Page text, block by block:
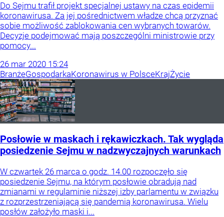
Do Sejmu trafił projekt specjalnej ustawy na czas epidemii
koronawirusa. Za jej pośrednictwem władze chcą przyznać
sobie możliwość zablokowania cen wybranych towarów.
Decyzje podejmować mają poszczególni ministrowie przy
pomocy...
26 mar 2020 15:24
BranżeGospodarkaKoronawirus w PolsceKrajŻycie
Posłowie w maskach i rękawiczkach. Tak wygląda
posiedzenie Sejmu w nadzwyczajnych warunkach
W czwartek 26 marca o godz. 14.00 rozpoczęło się
posiedzenie Sejmu, na którym posłowie obradują nad
zmianami w regulaminie niższej izby parlamentu w związku
z rozprzestrzeniającą się pandemią koronawirusa. Wielu
posłów założyło maski i...